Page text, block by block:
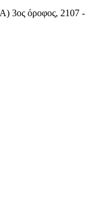
3ος όροφος, 2107 -